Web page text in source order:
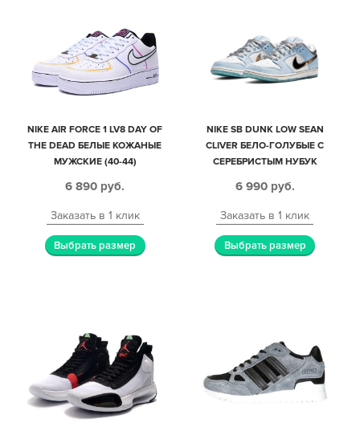
NIKE AIR FORCE 1 LV8 DAY OF
THE DEAD БЕЛЫЕ КОЖАНЫЕ
МУЖСКИЕ (40-44)
6 890 руб.
Заказать в 1 клик
Выбрать размер
NIKE SB DUNK LOW SEAN
CLIVER БЕЛО-ГОЛУБЫЕ С
СЕРЕБРИСТЫМ НУБУК
6 990 руб.
Заказать в 1 клик
Выбрать размер